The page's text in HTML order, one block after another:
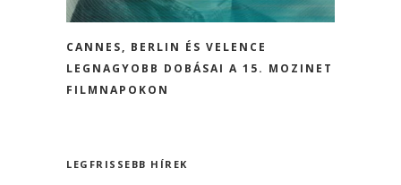
CANNES, BERLIN ÉS VELENCE
LEGNAGYOBB DOBÁSAI A 15. MOZINET
FILMNAPOKON
LEGFRISSEBB HÍREK